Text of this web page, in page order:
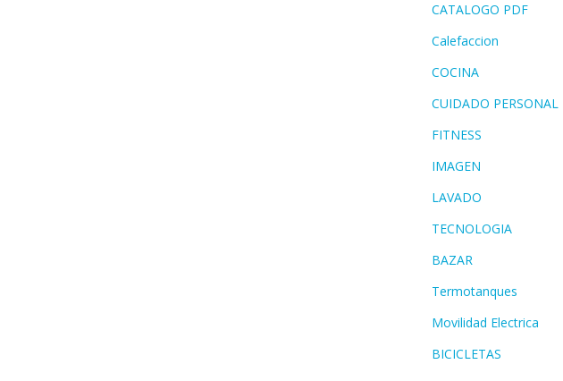
CATALOGO PDF
Calefaccion
COCINA
CUIDADO PERSONAL
FITNESS
IMAGEN
LAVADO
TECNOLOGIA
BAZAR
Termotanques
Movilidad Electrica
BICICLETAS